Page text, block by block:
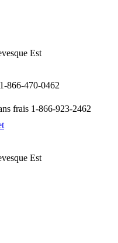
Est
866-470-0462
frais 1-866-923-2462
Est